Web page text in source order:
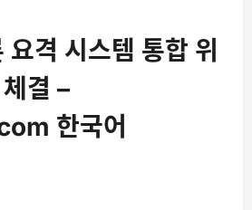
격 시스템 통합 위
결 –
한국어